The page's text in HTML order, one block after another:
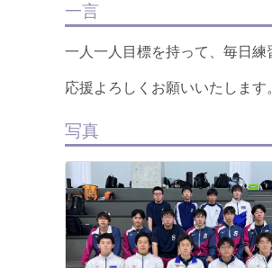
一言
一人一人目標を持って、毎日練
応援よろしくお願いいたします
写真